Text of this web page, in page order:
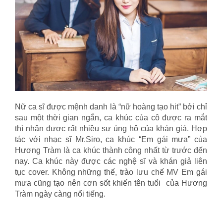
Nữ ca sĩ được mệnh danh là “nữ hoàng tạo hit” bởi chỉ
sau một thời gian ngắn, ca khúc của cô được ra mắt
thì nhận được rất nhiều sự ủng hộ của khán giả. Hợp
tác với nhạc sĩ Mr.Siro, ca khúc “Em gái mưa” của
Hương Tràm là ca khúc thành công nhất từ trước đến
nay. Ca khúc này được các nghệ sĩ và khán giả liên
tục cover. Không những thế, trào lưu chế MV Em gái
mưa cũng tạo nên cơn sốt khiến tên tuổi của Hương
Tràm ngày càng nổi tiếng.